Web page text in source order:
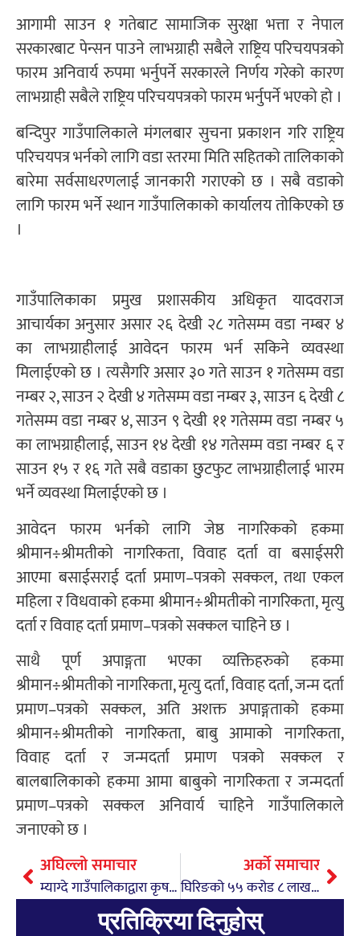
आगामी साउन १ गतेबाट सामाजिक सुरक्षा भत्ता र नेपाल
सरकारबाट पेन्सन पाउने लाभग्राही सबैले राष्ट्रिय परिचयपत्रको
फारम अनिवार्य रुपमा भर्नुपर्ने सरकारले निर्णय गरेको कारण
लाभग्राही सबैले राष्ट्रिय परिचयपत्रको फारम भर्नुपर्ने भएको हो ।
बन्दिपुर गाउँपालिकाले मंगलबार सुचना प्रकाशन गरि राष्ट्रिय
परिचयपत्र भर्नको लागि वडा स्तरमा मिति सहितको तालिकाको
बारेमा सर्वसाधरणलाई जानकारी गराएको छ । सबै वडाको
लागि फारम भर्ने स्थान गाउँपालिकाको कार्यालय तोकिएको छ
।
गाउँपालिकाका प्रमुख प्रशासकीय अधिकृत यादवराज
आचार्यका अनुसार असार २६ देखी २८ गतेसम्म वडा नम्बर ४
का लाभग्राहीलाई आवेदन फारम भर्न सकिने व्यवस्था
मिलाईएको छ । त्यसैगरि असार ३० गते साउन १ गतेसम्म वडा
नम्बर २, साउन २ देखी ४ गतेसम्म वडा नम्बर ३, साउन ६ देखी ८
गतेसम्म वडा नम्बर ४, साउन ९ देखी ११ गतेसम्म वडा नम्बर ५
का लाभग्राहीलाई, साउन १४ देखी १४ गतेसम्म वडा नम्बर ६ र
साउन १५ र १६ गते सबै वडाका छुटफुट लाभग्राहीलाई भारम
भर्ने व्यवस्था मिलाईएको छ ।
आवेदन फारम भर्नको लागि जेष्ठ नागरिकको हकमा
श्रीमान÷श्रीमतीको नागरिकता, विवाह दर्ता वा बसाईसरी
आएमा बसाईसराई दर्ता प्रमाण–पत्रको सक्कल, तथा एकल
महिला र विधवाको हकमा श्रीमान÷श्रीमतीको नागरिकता, मृत्यु
दर्ता र विवाह दर्ता प्रमाण–पत्रको सक्कल चाहिने छ ।
साथै पूर्ण अपाङ्गता भएका व्यक्तिहरुको हकमा
श्रीमान÷श्रीमतीको नागरिकता, मृत्यु दर्ता, विवाह दर्ता, जन्म दर्ता
प्रमाण–पत्रको सक्कल, अति अशक्त अपाङ्गताको हकमा
श्रीमान÷श्रीमतीको नागरिकता, बाबु आमाको नागरिकता,
विवाह दर्ता र जन्मदर्ता प्रमाण पत्रको सक्कल र
बालबालिकाको हकमा आमा बाबुको नागरिकता र जन्मदर्ता
प्रमाण–पत्रको सक्कल अनिवार्य चाहिने गाउँपालिकाले
जनाएको छ ।
अघिल्लो समाचार
म्याग्दे गाउँपालिकाद्वारा कृषकहरुलाई अनुदानमा उपकरण वितरण
अर्को समाचार
घिरिङको ५५ करोड ८ लाखको बजेट पारित
प्रतिक्रिया दिनुहोस्